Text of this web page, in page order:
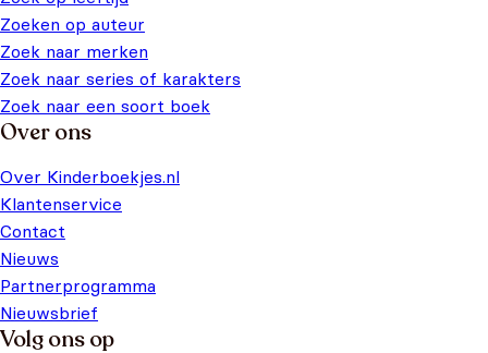
Zoeken op auteur
Zoek naar merken
Zoek naar series of karakters
Zoek naar een soort boek
Over ons
Over Kinderboekjes.nl
Klantenservice
Contact
Nieuws
Partnerprogramma
Nieuwsbrief
Volg ons op